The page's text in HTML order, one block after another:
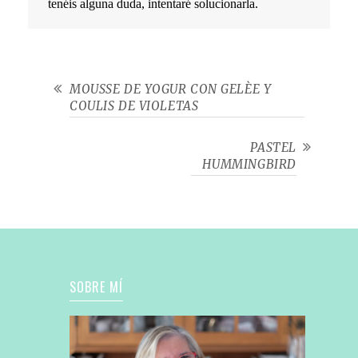
tenéis alguna duda, intentaré solucionarla.
MOUSSE DE YOGUR CON GELÈE Y
COULIS DE VIOLETAS
PASTEL
HUMMINGBIRD
SOBRE MÍ